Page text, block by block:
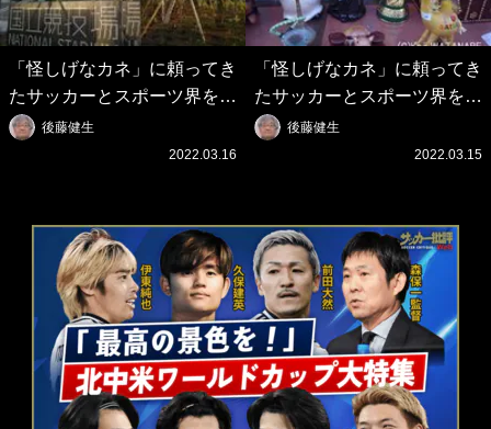
「怪しげなカネ」に頼ってき
たサッカーとスポーツ界を待
つ未来(4)スポーツを「持続
可能」にする「真の投資」の
後藤健生
2022.03.16
「怪しげなカネ」に頼ってき
たサッカーとスポーツ界を待
つ未来(3)「ロシアン・マネ
ー」に続く中東の「オイルマ
後藤健生
2022.03.15